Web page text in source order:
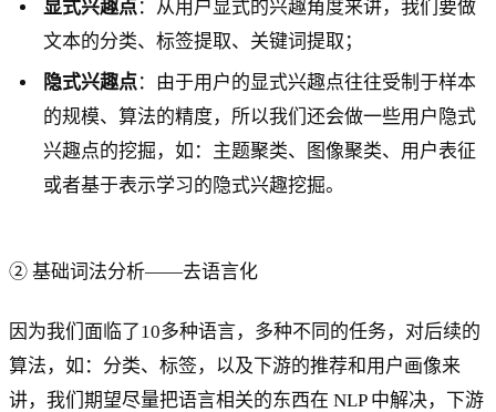
显式兴趣点：从用户显式的兴趣角度来讲，我们要做
文本的分类、标签提取、关键词提取；
隐式兴趣点：由于用户的显式兴趣点往往受制于样本
的规模、算法的精度，所以我们还会做一些用户隐式
兴趣点的挖掘，如：主题聚类、图像聚类、用户表征
或者基于表示学习的隐式兴趣挖掘。
② 基础词法分析——去语言化
因为我们面临了10多种语言，多种不同的任务，对后续的
算法，如：分类、标签，以及下游的推荐和用户画像来
讲，我们期望尽量把语言相关的东西在 NLP 中解决，下游